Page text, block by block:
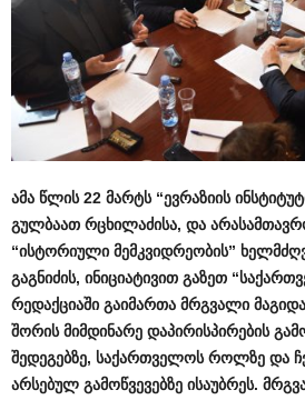
ამა წლის22 მარტს“ევრაზიის
გულბაათ რცხილაძისა, და
“ისტორიული მემკვიდრეობის”
გაგნიძის, ინიციატივით გაზეთ “
რედაქციაში გაიმართა მრგვალი მაგიდა
შორის მიმდინარე დაპირისპირების
შედეგებზე, საქართველოს როლზე და
არსებულ გამოწვევებზე ისაუბრეს.